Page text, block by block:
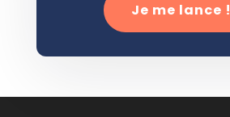
Je me lance !